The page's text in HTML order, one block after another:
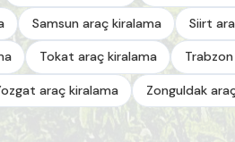
Samsun araç kiralama Siirt
Tokat araç kiralama
araç kiralama Zonguldak